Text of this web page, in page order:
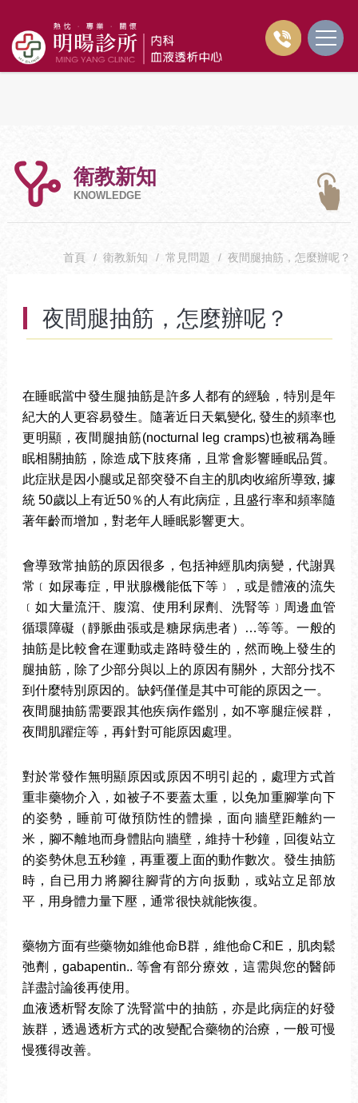
衛教新知
KNOWLEDGE
首頁 / 衛教新知 / 常見問題 / 夜間腿抽筋，怎麼辦呢？
夜間腿抽筋，怎麼辦呢？
在睡眠當中發生腿抽筋是許多人都有的經驗，特別是年
紀大的人更容易發生。隨著近日天氣變化, 發生的頻率也
更明顯，夜間腿抽筋(nocturnal leg cramps)也被稱為睡
眠相關抽筋，除造成下肢疼痛，且常會影響睡眠品質。
此症狀是因小腿或足部突發不自主的肌肉收縮所導致, 據
統 50歲以上有近50％的人有此病症，且盛行率和頻率隨
著年齡而增加，對老年人睡眠影響更大。
會導致常抽筋的原因很多，包括神經肌肉病變，代謝異
常﹝如尿毒症，甲狀腺機能低下等﹞，或是體液的流失
﹝如大量流汗、腹瀉、使用利尿劑、洗腎等﹞周邊血管
循環障礙（靜脈曲張或是糖尿病患者）…等等。一般的
抽筋是比較會在運動或走路時發生的，然而晚上發生的
腿抽筋，除了少部分與以上的原因有關外，大部分找不
到什麼特別原因的。缺鈣僅僅是其中可能的原因之一。
夜間腿抽筋需要跟其他疾病作鑑別，如不寧腿症候群，
夜間肌躍症等，再針對可能原因處理。
對於常發作無明顯原因或原因不明引起的，處理方式首
重非藥物介入，如被子不要蓋太重，以免加重腳掌向下
的姿勢，睡前可做預防性的體操，面向牆壁距離約一
米，腳不離地而身體貼向牆壁，維持十秒鐘，回復站立
的姿勢休息五秒鐘，再重覆上面的動作數次。發生抽筋
時，自已用力將腳往腳背的方向扳動，或站立足部放
平，用身體力量下壓，通常很快就能恢復。
藥物方面有些藥物如維他命B群，維他命C和E，肌肉鬆
弛劑，gabapentin.. 等會有部分療效，這需與您的醫師
詳盡討論後再使用。
血液透析腎友除了洗腎當中的抽筋，亦是此病症的好發
族群，透過透析方式的改變配合藥物的治療，一般可慢
慢獲得改善。